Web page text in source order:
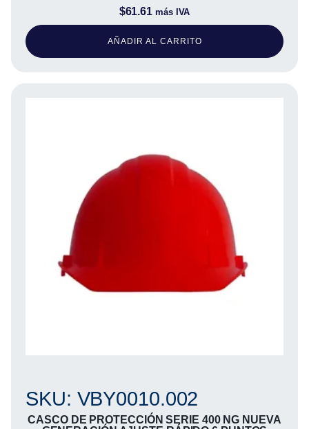
$61.61 más IVA
AÑADIR AL CARRITO
SKU: VBY0010.002
CASCO DE PROTECCIÓN SERIE 400 NG NUEVA